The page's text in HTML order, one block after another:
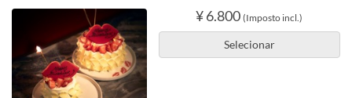
¥ 6.800 (Imposto incl.)
Selecionar